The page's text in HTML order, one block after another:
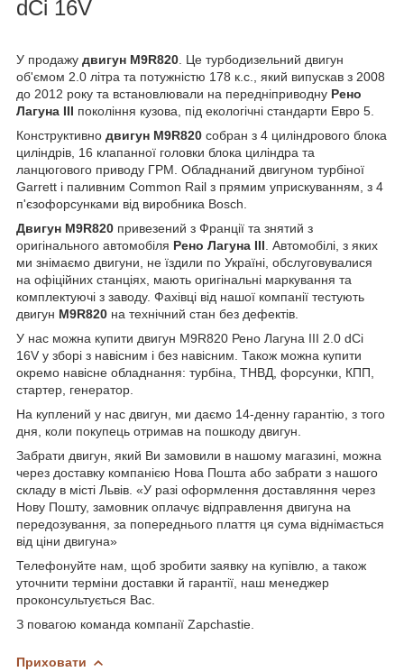
dCi 16V
У продажу двигун M9R820 Це турбодизельний двигун
об'ємом 2.0 літра та потужністю 178 к.с., який випускав з 2008
до 2012 року та встановлювали на передніприводну Рено
Лагуна III покоління кузова, під екологічні стандарти Евро 5.
Конструктивно двигун M9R820 собран з 4 циліндрового блока
циліндрів, 16 клапанної головки блока циліндра та
ланцюгового приводу ГРМ. Обладнаний двигуном турбіної
Garrett і паливним Common Rail з прямим уприскуванням, з 4
п'єзофорсунками від виробника Bosch.
Двигун M9R820 привезений з Франції та знятий з
оригінального автомобіля Рено Лагуна III . Автомобілі, з яких
ми знімаємо двигуни, не їздили по Україні, обслуговувалися
на офіційних станціях, мають оригінальні маркування та
комплектуючі з заводу. Фахівці від нашої компанії тестують
двигун M9R820 на технічний стан без дефектів.
У нас можна купити двигун M9R820 Рено Лагуна III 2.0 dCi
16V у зборі з навісним і без навісним. Також можна купити
окремо навісне обладнання: турбіна, ТНВД, форсунки, КПП,
стартер, генератор.
На куплений у нас двигун, ми даємо 14-денну гарантію, з того
дня, коли покупець отримав на пошкоду двигун.
Забрати двигун, який Ви замовили в нашому магазині, можна
через доставку компанією Нова Пошта або забрати з нашого
складу в місті Львів. «У разі оформлення доставляння через
Нову Пошту, замовник оплачує відправлення двигуна на
передозування, за попереднього плаття ця сума віднімається
від ціни двигуна»
Телефонуйте нам, щоб зробити заявку на купівлю, а також
уточнити терміни доставки й гарантії, наш менеджер
проконсультується Вас.
З повагою команда компанії Zapchastie.
Приховати